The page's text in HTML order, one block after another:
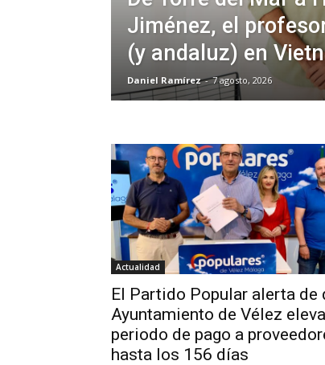
Jiménez, el
(y andaluz) en
Daniel Ramírez - 7 agosto, 2026
Actualidad
El Partido Popular alerta de
Ayuntamiento de Vélez
periodo de pago a
hasta los 156 días